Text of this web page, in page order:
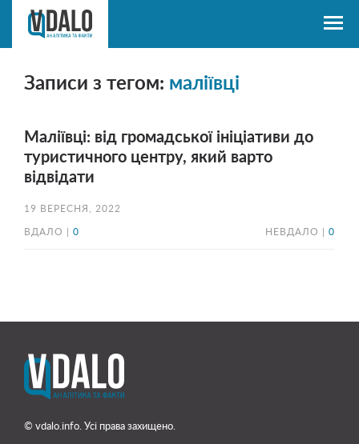
Записи з тегом: маліївці
Маліївці: від громадської ініціативи до
туристичного центру, який варто
відвідати
19 ВЕРЕСНЯ, 2022
ВДАЛО | 0 НЕВДАЛО | 0
© vdalo.info. Усі права захищено.